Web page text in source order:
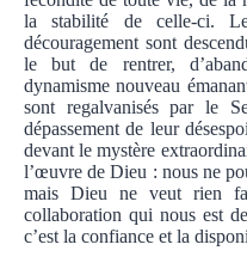
la stabilité de celle-ci.
découragement sont
le but de rentrer,
dynamisme nouveau
sont regalvanisés par le
dépassement de leur
devant le mystère
l’œuvre de Dieu : nous ne
mais Dieu ne veut rien
collaboration qui nous est
c’est la confiance et la